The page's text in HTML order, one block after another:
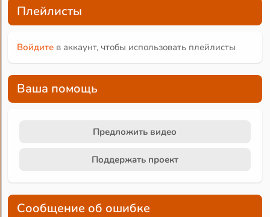
Плейлисты
Войдите в аккаунт, чтобы использовать плейлисты
Ваша помощь
Предложить видео
Поддержать проект
Сообщение об ошибке